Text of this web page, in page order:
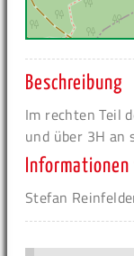
Beschreibung
Im rechten Teil
und über 3H an
Informationen
Stefan